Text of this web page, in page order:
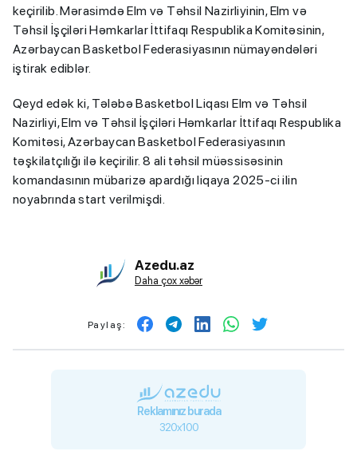
keçirilib. Mərasimdə Elm və Təhsil Nazirliyinin, Elm və
Təhsil İşçiləri Həmkarlar İttifaqı Respublika Komitəsinin,
Azərbaycan Basketbol Federasiyasının nümayəndələri
iştirak ediblər.
Qeyd edək ki, Tələbə Basketbol Liqası Elm və Təhsil
Nazirliyi, Elm və Təhsil İşçiləri Həmkarlar İttifaqı Respublika
Komitəsi, Azərbaycan Basketbol Federasiyasının
təşkilatçılığı ilə keçirilir. 8 ali təhsil müəssisəsinin
komandasının mübarizə apardığı liqaya 2025-ci ilin
noyabrında start verilmişdi.
Azedu.az
Daha çox xəbər
Paylaş:
Reklamınız burada
320x100